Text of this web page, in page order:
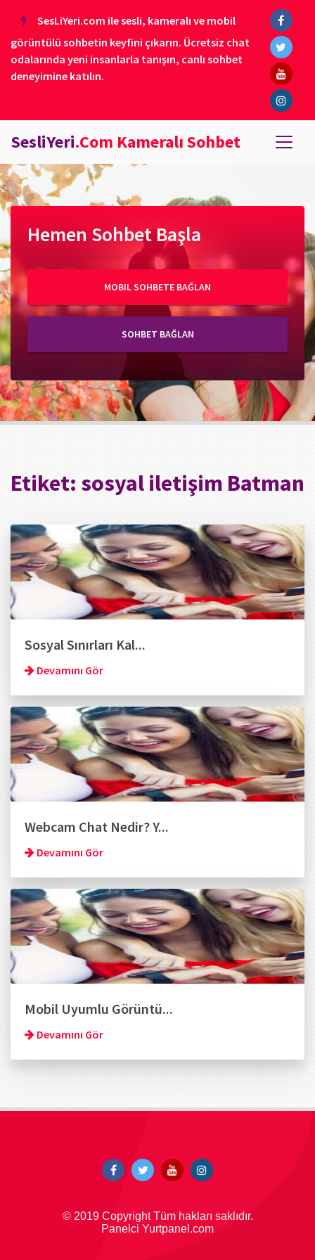
SesLiYeri.com ile sesli, kameralı ve mobil
görüntülü sohbetin keyfini çıkarın. Ücretsiz chat
odalarında yeni insanlarla tanışın, canlı sohbet
deneyimine katılın.
SesliYeri.Com Kameralı Sohbet
Hemen Sohbet Başla
MOBIL SOHBETE BAĞLAN
SOHBET BAĞLAN
Etiket: sosyal iletişim Batman
Sosyal Sınırları Kal...
Devamını Gör
Webcam Chat Nedir? Y...
Devamını Gör
Mobil Uyumlu Görüntü...
Devamını Gör
© 2019 Copyright Tüm hakları saklıdır.
Panelci Yurtpanel.com